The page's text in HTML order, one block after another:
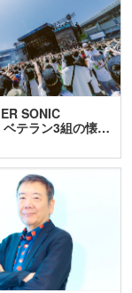
SONIC
ベテラン3組の懐…